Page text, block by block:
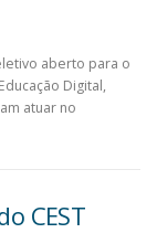
aberto para o
Digital,
atuar no
CEST